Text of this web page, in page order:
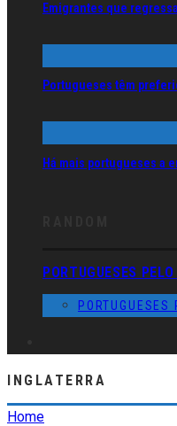
Emigrantes que
Portugueses têm
Há mais portugueses a
PORTUGUESES
PORTUGUESES
INGLATERRA
Home